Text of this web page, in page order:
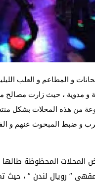
و المطاعم و العلب
مدوية ، حيث زارت مصالح
من هذه المحلات
و ضبط المبحوث عنهم و
المحظوظة طالها
” رويال لندن ” ، حيث